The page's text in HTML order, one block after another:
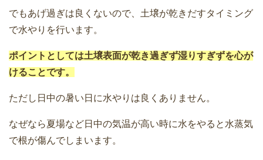
でもあげ過ぎは良くないので、土壌が乾きだすタイミング
で水やりを行います。
ポイントとしては土壌表面が乾き過ぎず湿りすぎずを心が
けることです。
ただし日中の暑い日に水やりは良くありません。
なぜなら夏場など日中の気温が高い時に水をやると水蒸気
で根が傷んでしまいます。